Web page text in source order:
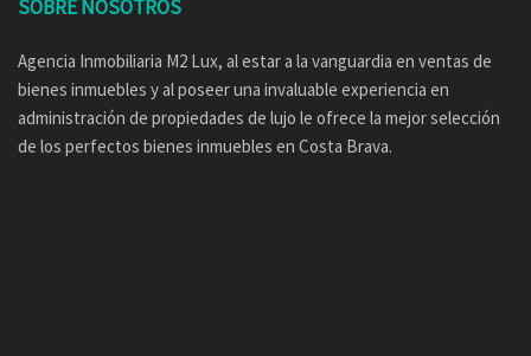
SOBRE NOSOTROS
Agencia Inmobiliaria M2 Lux, al estar a la vanguardia en ventas de
bienes inmuebles y al poseer una invaluable experiencia en
administración de propiedades de lujo le ofrece la mejor selección
de los perfectos bienes inmuebles en Costa Brava.